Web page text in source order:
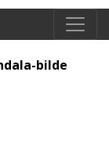
bilde